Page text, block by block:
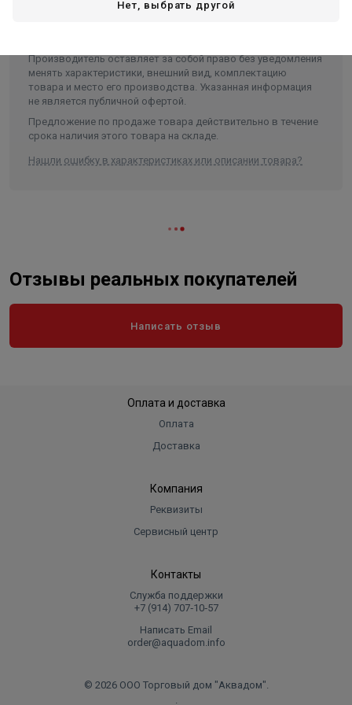
Колосник чугунный 400х150.
Производитель оставляет за собой право без уведомления
менять характеристики, внешний вид, комплектацию
товара и место его производства. Указанная информация
не является публичной офертой.
Предложение по продаже товара действительно в течение
срока наличия этого товара на складе.
Нашли ошибку в характеристиках или описании товара?
Отзывы реальных покупателей
Написать отзыв
Оплата и доставка
Оплата
Доставка
Компания
Реквизиты
Сервисный центр
Контакты
Служба поддержки
+7 (914) 707‑10‑57
Написать Email
order@aquadom.info
© 2026 ООО Торговый дом "Аквадом".
.
Нет, выбрать другой